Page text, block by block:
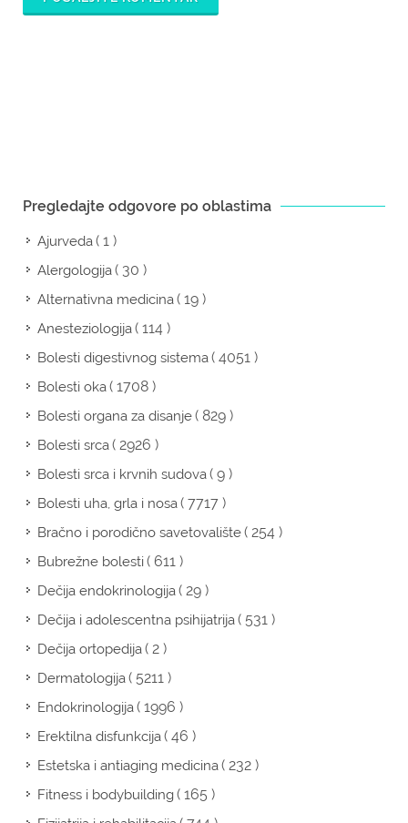
Pregledajte odgovore po oblastima
Ajurveda( 1 )
Alergologija( 30 )
Alternativna medicina( 19 )
Anesteziologija( 114 )
Bolesti digestivnog sistema( 4051 )
Bolesti oka( 1708 )
Bolesti organa za disanje( 829 )
Bolesti srca( 2926 )
Bolesti srca i krvnih sudova( 9 )
Bolesti uha, grla i nosa( 7717 )
Bračno i porodično savetovalište( 254 )
Bubrežne bolesti( 611 )
Dečija endokrinologija( 29 )
Dečija i adolescentna psihijatrija( 531 )
Dečija ortopedija( 2 )
Dermatologija( 5211 )
Endokrinologija( 1996 )
Erektilna disfunkcija( 46 )
Estetska i antiaging medicina( 232 )
Fitness i bodybuilding( 165 )